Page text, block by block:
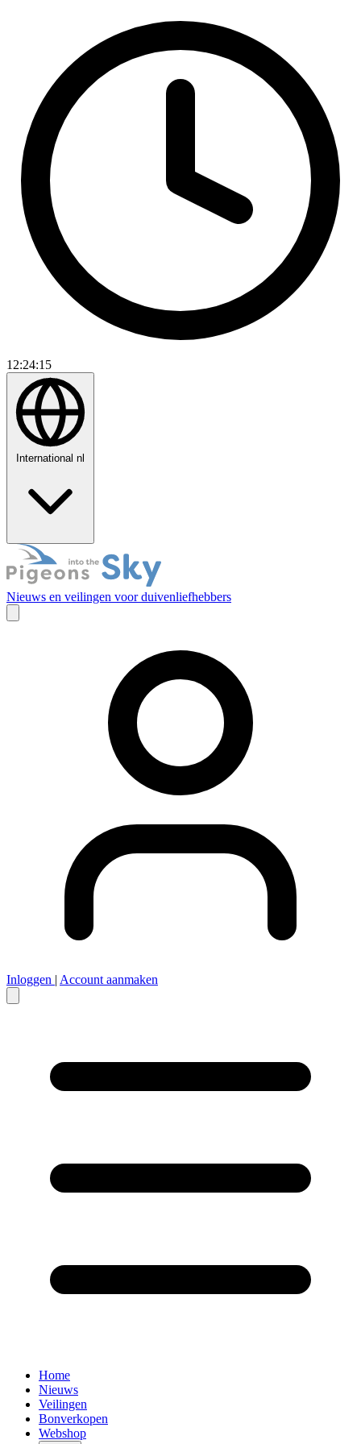
12:24:16
International nl
Nieuws en veilingen voor duivenliefhebbers
Inloggen | Account aanmaken
Home
Nieuws
Veilingen
Bonverkopen
Webshop